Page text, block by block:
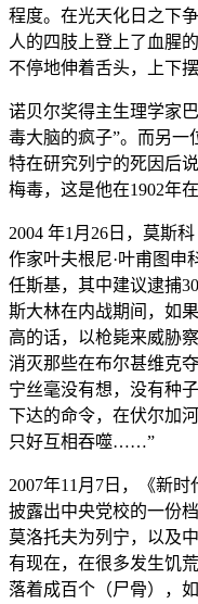
程度。在光天化日之下
人的四肢上登上了血腥
不停地伸着舌头，上下
诺贝尔奖得主生理学家
毒大脑的疯子”。而另一
特在研究列宁的死因后
梅毒，这是他在1902年
2004 年1月26日，莫斯
作家叶夫根尼·叶甫图申
任斯基，其中建议逮捕
斯大林在内战期间，如
高的话，以枪毙来威胁
消灭那些在布尔甚维克
宁丝毫没有想，没有种
下达的命令，在伏尔加
只好互相吞噬……”
2007年11月7日，《新时
披露出中央党校的一份
莫洛托夫为列宁，以及
有现在，在很多发生饥
落着成百个（尸骨），